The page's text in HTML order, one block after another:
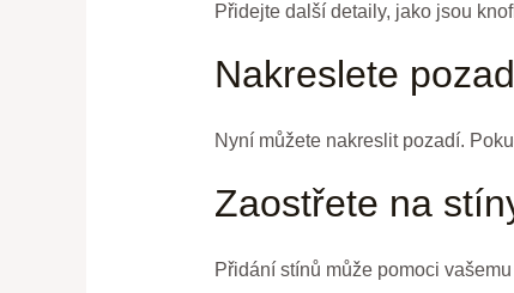
Přidejte další detaily, jako jsou
Nakreslete
Nyní můžete nakreslit pozadí.
Zaostřete na
Přidání stínů může pomoci